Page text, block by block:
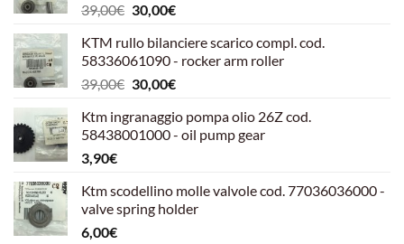
39,00€ Il
originale
era:
39,00€.
30,00€Il
attuale
è:
30,00€.
KTM rullo bilanciere scarico compl. cod.
58336061090 - rocker arm roller
39,00€ Il
originale
era:
30,00€Il
attuale
è:
Ktm ingranaggio pompa olio 26Z cod.
58438001000 - oil pump gear
3,90€
Ktm scodellino molle valvole cod. 77036036000 -
valve spring holder
6,00€